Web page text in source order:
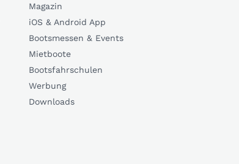
Magazin
iOS & Android App
Bootsmessen & Events
Mietboote
Bootsfahrschulen
Werbung
Downloads